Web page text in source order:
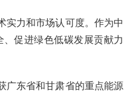
实力和市场认可度。作为中
促进绿色低碳发展贡献力
广东省和甘肃省的重点能源